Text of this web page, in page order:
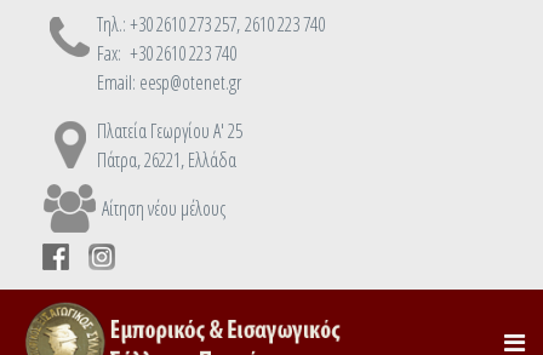
Τηλ.: +30 2610 273 257, 2610 223 740
Fax: +30 2610 223 740
Email: eesp@otenet.gr
Πλατεία Γεωργίου Α' 25
Πάτρα, 26221, Ελλάδα
Αίτηση νέου μέλους